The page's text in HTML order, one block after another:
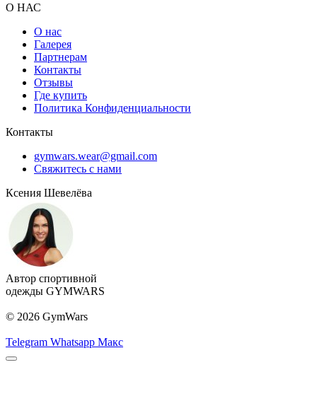
О НАС
О нас
Галерея
Партнерам
Контакты
Отзывы
Где купить
Политика Конфиденциальности
Контакты
gymwars.wear@gmail.com
Свяжитесь с нами
Ксения Шевелёва
Автор спортивной
одежды GYMWARS
© 2026 GymWars
Telegram Whatsapp Макс